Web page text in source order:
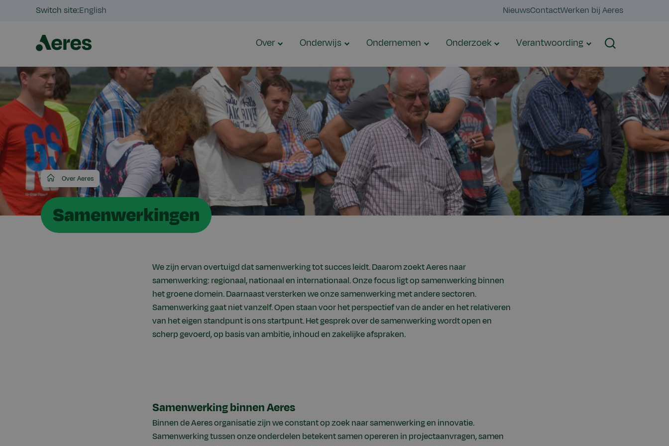
Switch site:English NieuwsContactWerken bij Aeres
Over Onderwijs Ondernemen Onderzoek Verantwoording Zoeken
Aeres
Over Aeres
Samenwerkingen
We zijn ervan overtuigd dat samenwerking tot succes leidt. Daarom zoekt Aeres naar
samenwerking: regionaal, nationaal en internationaal. Onze focus ligt op samenwerking binnen
het groene domein. Daarnaast versterken we onze samenwerking met andere sectoren.
Samenwerking gaat niet vanzelf. Open staan voor het perspectief van de ander en het relativeren
van het eigen standpunt is ons startpunt. Het gesprek over de samenwerking wordt open en
scherp gevoerd, op basis van ambitie, inhoud en zakelijke afspraken.
Samenwerking binnen Aeres
Binnen de Aeres organisatie zijn we constant op zoek naar samenwerking en innovatie.
Samenwerking tussen onze onderdelen betekent samen opereren in projectaanvragen, samen